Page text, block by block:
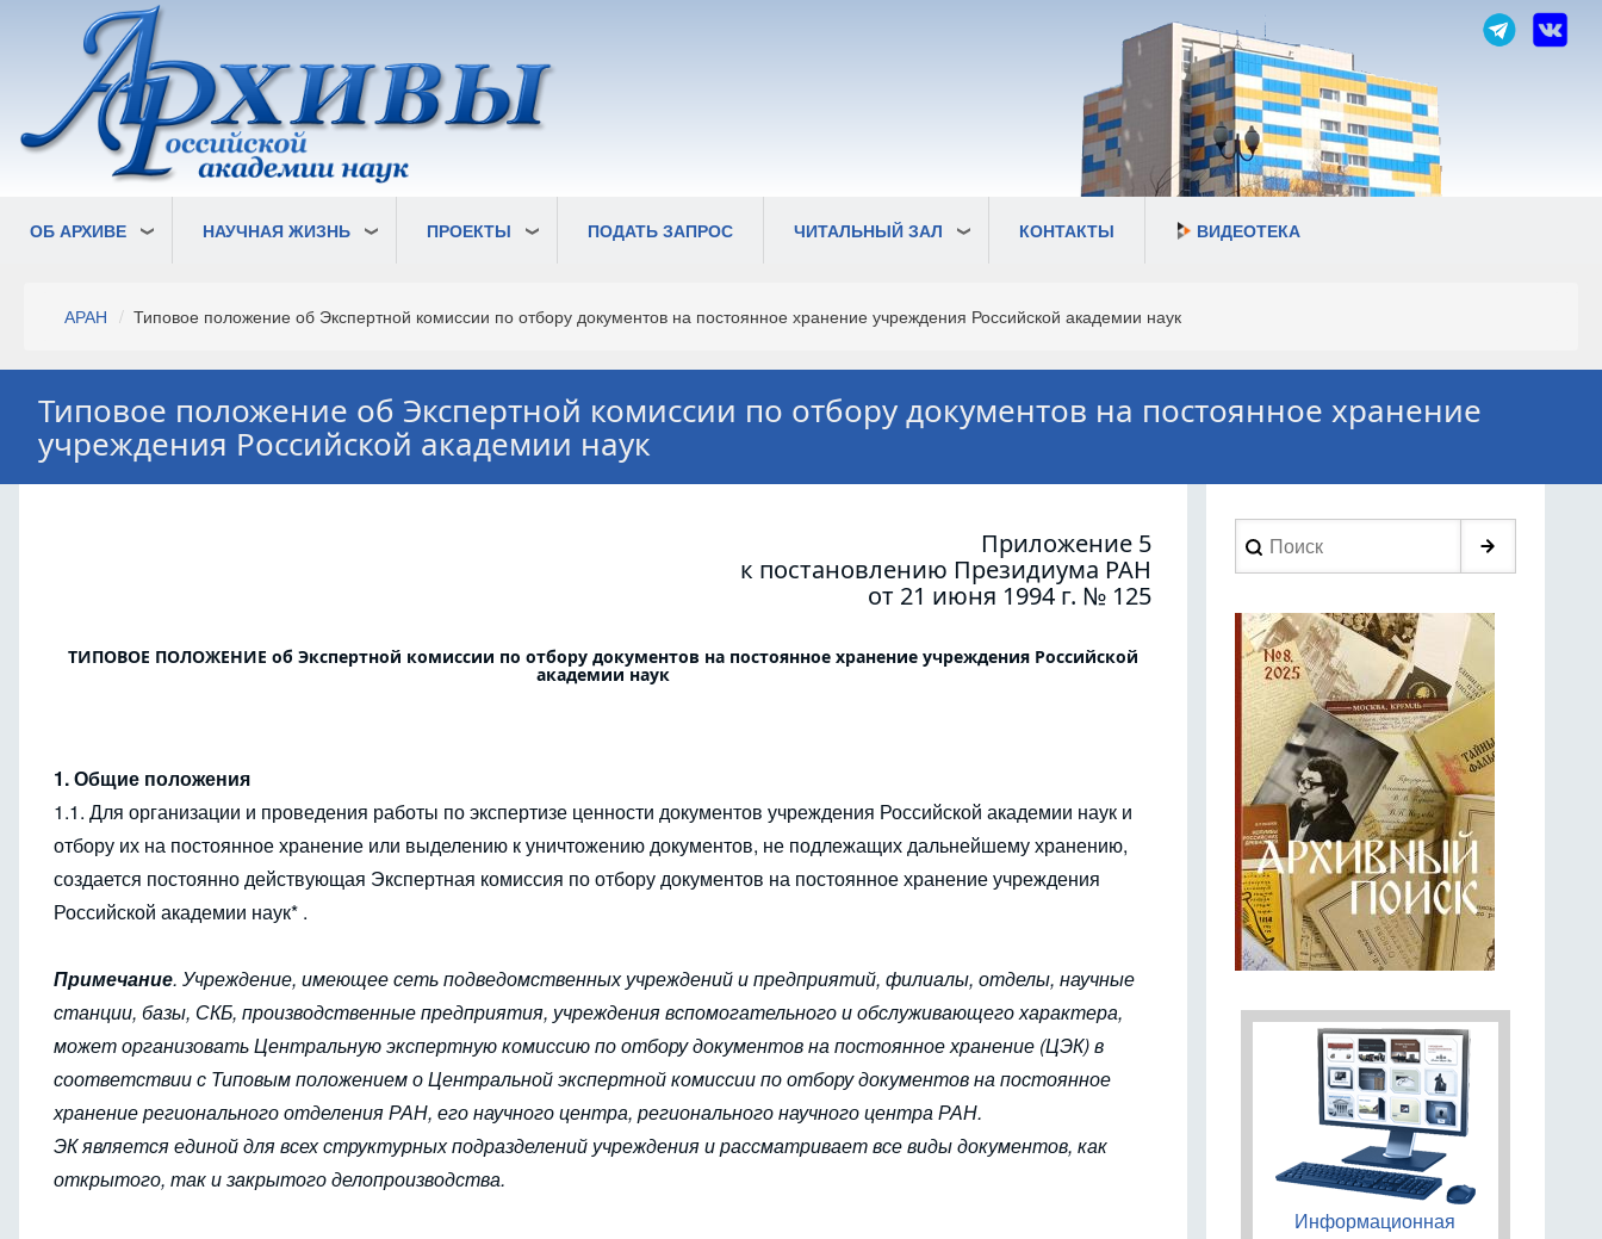
основному
содержанию
ОБ АРХИВЕ НАУЧНАЯ ЖИЗНЬ ПРОЕКТЫ ПОДАТЬ ЗАПРОС ЧИТАЛЬНЫЙ ЗАЛ КОНТАКТЫ ВИДЕОТЕКА
Строка
АРАН Типовое положение об Экспертной комиссии по отбору документов на постоянное хранение учреждения Российской академии наук
Типовое положение об Экспертной комиссии по отбору документов на постоянное хранение
учреждения Российской академии наук
Приложение 5
к постановлению Президиума РАН
от 21 июня 1994 г. № 125
ТИПОВОЕ ПОЛОЖЕНИЕ об Экспертной комиссии по отбору документов на постоянное хранение учреждения Российской
академии наук
1. Общие положения
1.1. Для организации и проведения работы по экспертизе ценности документов учреждения Российской академии наук и
отбору их на постоянное хранение или выделению к уничтожению документов, не подлежащих дальнейшему хранению,
создается постоянно действующая Экспертная комиссия по отбору документов на постоянное хранение учреждения
Российской академии наук* .
Примечание. Учреждение, имеющее сеть подведомственных учреждений и предприятий, филиалы, отделы, научные
станции, базы, СКБ, производственные предприятия, учреждения вспомогательного и обслуживающего характера,
может организовать Центральную экспертную комиссию по отбору документов на постоянное хранение (ЦЭК) в
соответствии с Типовым положением о Центральной экспертной комиссии по отбору документов на постоянное
хранение регионального отделения РАН, его научного центра, регионального научного центра РАН.
ЭК является единой для всех структурных подразделений учреждения и рассматривает все виды документов, как
открытого, так и закрытого делопроизводства.
Search
Информационная